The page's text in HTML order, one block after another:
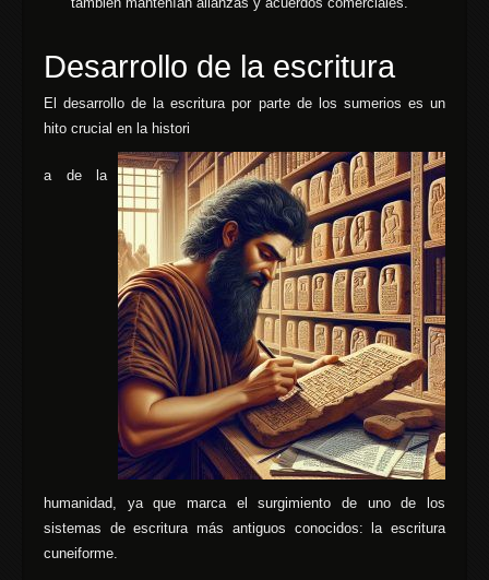
Desarrollo de la escritura
El desarrollo de la escritura por parte de los sumerios es un
hito crucial en la histori
a de la
humanidad, ya que marca el surgimiento de uno de los
sistemas de escritura más antiguos conocidos: la escritura
cuneiforme.